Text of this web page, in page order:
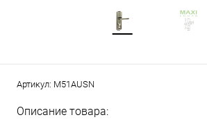
Артикул: M51AUSN
Описание товара: